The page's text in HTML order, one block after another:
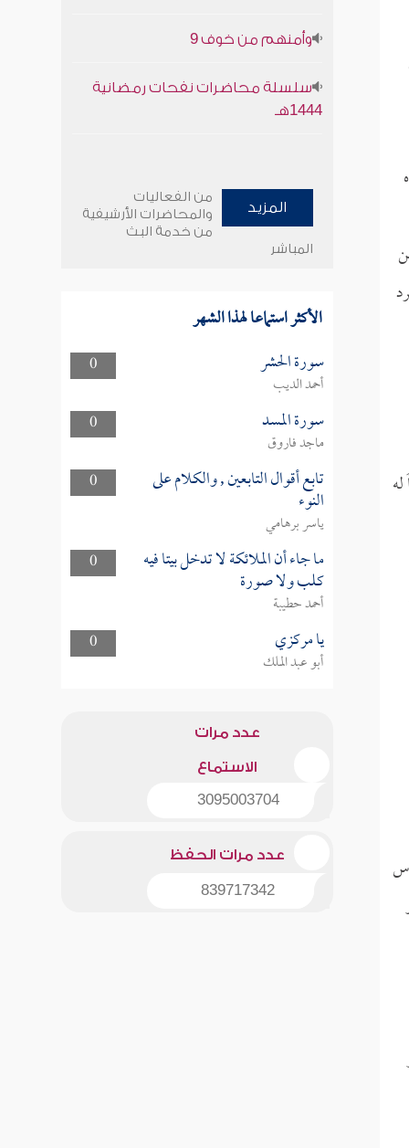
له
وأمنهم من خوف 9
سلسلة محاضرات نفحات رمضانية
1444هـ
المزيد
من الفعاليات
والمحاضرات الأرشيفية
من خدمة البث
المباشر
الأكثر استماعا لهذا الشهر
0 سورة الحشر
أحمد الديب
0
سورة المسد
ماجد فاروق
0
تابع أقوال التابعين , والكلام على
النوء
ياسر برهامي
0
ما جاء أن الملائكة لا تدخل بيتا فيه
كلب ولا صورة
أحمد حطيبة
0
يا مركزي
أبو عبد الملك
عدد مرات
الاستماع
3095003704
عدد مرات الحفظ
839717342